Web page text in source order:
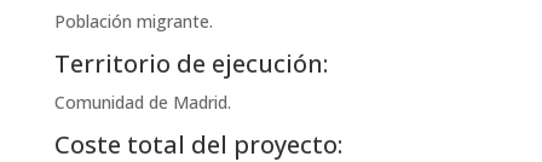
Población migrante.
Territorio de ejecución:
Comunidad de Madrid.
Coste total del proyecto: